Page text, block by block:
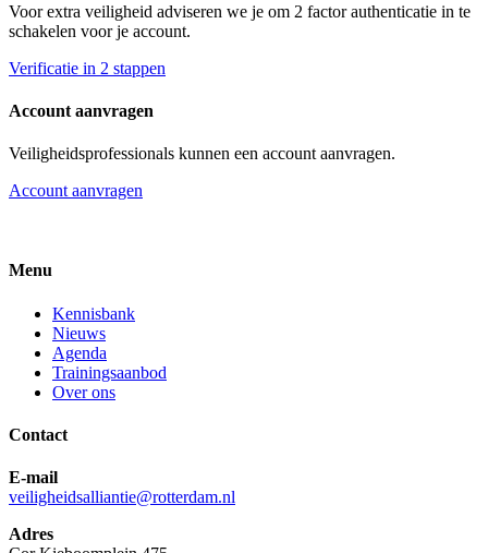
Voor extra veiligheid adviseren we je om 2 factor authenticatie in te
schakelen voor je account.
Verificatie in 2 stappen
Account aanvragen
Veiligheidsprofessionals kunnen een account aanvragen.
Account aanvragen
Menu
Kennisbank
Nieuws
Agenda
Trainingsaanbod
Over ons
Contact
E-mail
veiligheidsalliantie@rotterdam.nl
Adres